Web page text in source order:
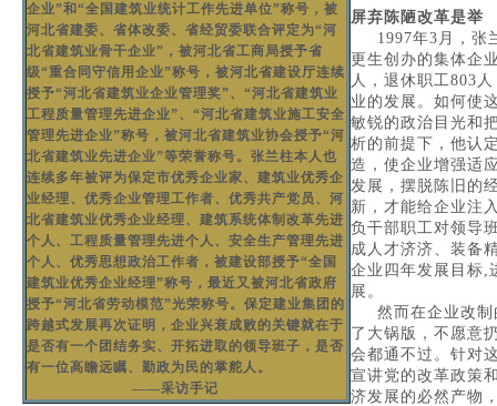
企业”和“全国建筑业统计工作先进单位”称号，被
河北省建委、省体改委、省经贸委联合评定为“河
北省建筑业骨干企业”，被河北省工商局授予省
级“重合同守信用企业”称号，被河北省建设厅连续
授予“河北省建筑业企业管理奖”、“河北省建筑业
工程质量管理先进企业”、“河北省建筑业施工安全
管理先进企业”称号，被河北省建筑业协会授予“河
北省建筑业先进企业”等荣誉称号。张兰柱本人也
连续多年被评为保定市优秀企业家、建筑业优秀企
业经理、优秀企业管理工作者、优秀共产党员、河
北省建筑业优秀企业经理、建筑系统体制改革先进
个人、工程质量管理先进个人、安全生产管理先进
个人、优秀思想政治工作者，被建设部授予“全国
建筑业优秀企业经理”称号，最近又被河北省政府
授予“河北省劳动模范”光荣称号。保定建业集团的
跨越式发展再次证明，企业兴衰成败的关键就在于
是否有一个团结务实、开拓进取的领导班子，是否
有一位高瞻远瞩、勤政为民的掌舵人。
——采访手记
屏弃陈陋改革是举
1997年3月，张
更生创办的集体企
人，退休职工803
业的发展。如何使
敏锐的政治目光和
析的前提下，他认
造，使企业增强适
发展，摆脱陈旧的
新，才能给企业注
负干部职工对领导
成人才济济、装备
企业四年发展目标,
展。
然而在企业改制
了大锅版，不愿意
会都通不过。针对
宣讲党的改革政策
济发展的必然产物